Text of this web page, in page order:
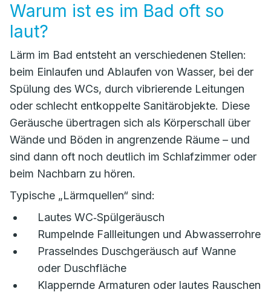
Warum ist es im Bad oft so
laut?
Lärm im Bad entsteht an verschiedenen Stellen:
beim Einlaufen und Ablaufen von Wasser, bei der
Spülung des WCs, durch vibrierende Leitungen
oder schlecht entkoppelte Sanitärobjekte. Diese
Geräusche übertragen sich als Körperschall über
Wände und Böden in angrenzende Räume – und
sind dann oft noch deutlich im Schlafzimmer oder
beim Nachbarn zu hören.
Typische „Lärmquellen“ sind:
Lautes WC‑Spülgeräusch
Rumpelnde Fallleitungen und Abwasserrohre
Prasselndes Duschgeräusch auf Wanne
oder Duschfläche
Klappernde Armaturen oder lautes Rauschen